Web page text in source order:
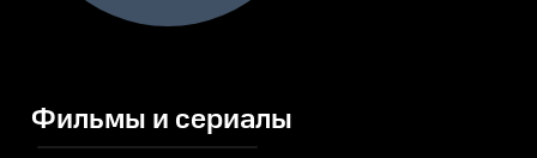
Фильмы и сериалы